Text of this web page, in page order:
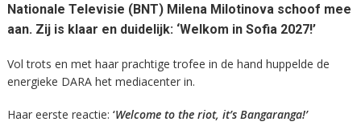
Nationale Televisie (BNT) Milena Milotinova schoof mee
aan. Zij is klaar en duidelijk: ‘Welkom in Sofia 2027!’
Vol trots en met haar prachtige trofee in de hand huppelde de
energieke DARA het mediacenter in.
Haar eerste reactie: ‘Welcome to the riot, it’s Bangaranga!’